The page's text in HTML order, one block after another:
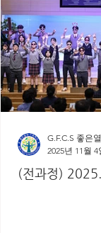
(전과정)
G.F.C.S 좋은
2025년 11월 4